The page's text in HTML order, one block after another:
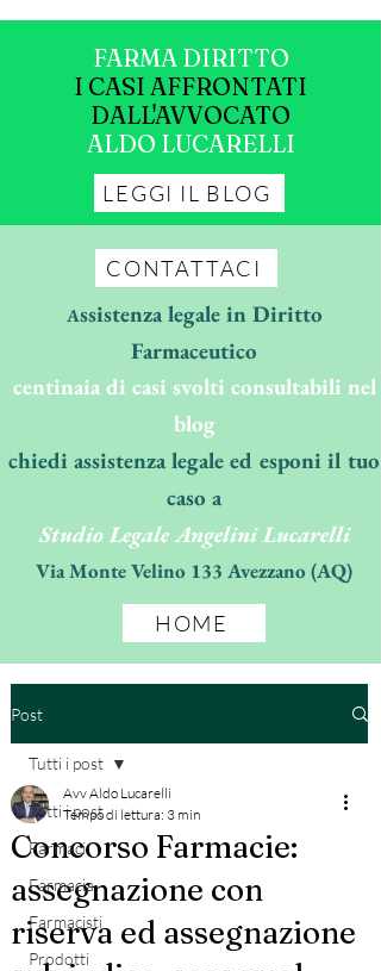
FARMA DIRITTO
I CASI AFFRONTATI
DALL'AVVOCATO
ALDO LUCARELLI
LEGGI IL BLOG
CONTATTACI
Assistenza legale in Diritto
Farmaceutico
centinaia di casi svolti consultabili nel
blog
chiedi assistenza legale ed esponi il tuo
caso a
Studio Legale Angelini Lucarelli
Via Monte Velino 133 Avezzano (AQ)
HOME
Post
Tutti i post
Farmaci
Farmacia
Farmacisti
Prodotti
Tutti i post
Concorso Farmacie:
assegnazione con
riserva ed assegnazione
Avv Aldo Lucarelli
Tempo di lettura: 3 min